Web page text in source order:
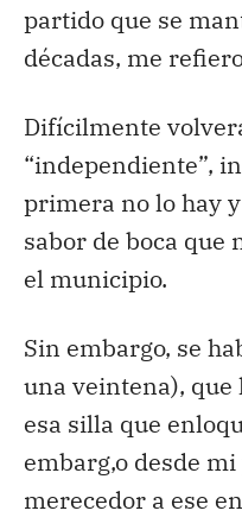
partido que se
décadas, me
Difícilmente
“independiente”,
primera no lo hay
sabor de boca que
el municipio.
Sin embargo, se
una veintena),
esa silla que
embarg,o desde
merecedor a ese